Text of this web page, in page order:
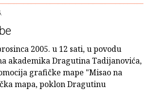
2005. u 12 sati, u povodu
akademika Dragutina Tadijanovića,
grafičke mape "Misao na
mapa, poklon Dragutinu